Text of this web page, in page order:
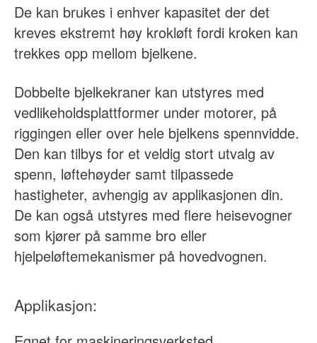
De kan brukes i enhver kapasitet der det
kreves ekstremt høy krokløft fordi kroken kan
trekkes opp mellom bjelkene.
Dobbelte bjelkekraner kan utstyres med
vedlikeholdsplattformer under motorer, på
riggingen eller over hele bjelkens spennvidde.
Den kan tilbys for et veldig stort utvalg av
spenn, løftehøyder samt tilpassede
hastigheter, avhengig av applikasjonen din.
De kan også utstyres med flere heisevogner
som kjører på samme bro eller
hjelpeløftemekanismer på hovedvognen.
Applikasjon: